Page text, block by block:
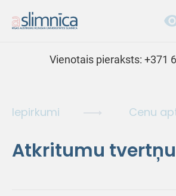
Vienotais pieraksts: +371
Iepirkumi Cenu
Atkritumu